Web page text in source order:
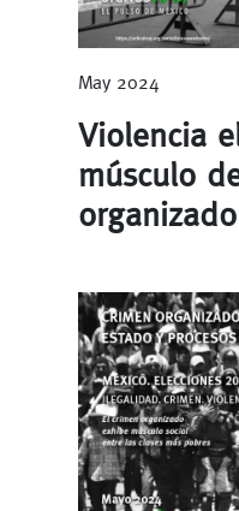
May 2024
Violencia
músculo
organizado